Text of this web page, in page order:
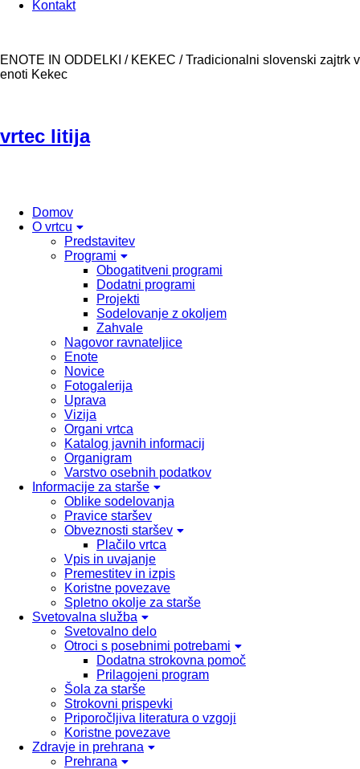
Kontakt
ENOTE IN ODDELKI / KEKEC /Tradicionalni slovenski zajtrk v
enoti Kekec
vrtec litija
Domov
O vrtcu
Predstavitev
Programi
Obogatitveni programi
Dodatni programi
Projekti
Sodelovanje z okoljem
Zahvale
Nagovor ravnateljice
Enote
Novice
Fotogalerija
Uprava
Vizija
Organi vrtca
Katalog javnih informacij
Organigram
Varstvo osebnih podatkov
Informacije za starše
Oblike sodelovanja
Pravice staršev
Obveznosti staršev
Plačilo vrtca
Vpis in uvajanje
Premestitev in izpis
Koristne povezave
Spletno okolje za starše
Svetovalna služba
Svetovalno delo
Otroci s posebnimi potrebami
Dodatna strokovna pomoč
Prilagojeni program
Šola za starše
Strokovni prispevki
Priporočljiva literatura o vzgoji
Koristne povezave
Zdravje in prehrana
Prehrana